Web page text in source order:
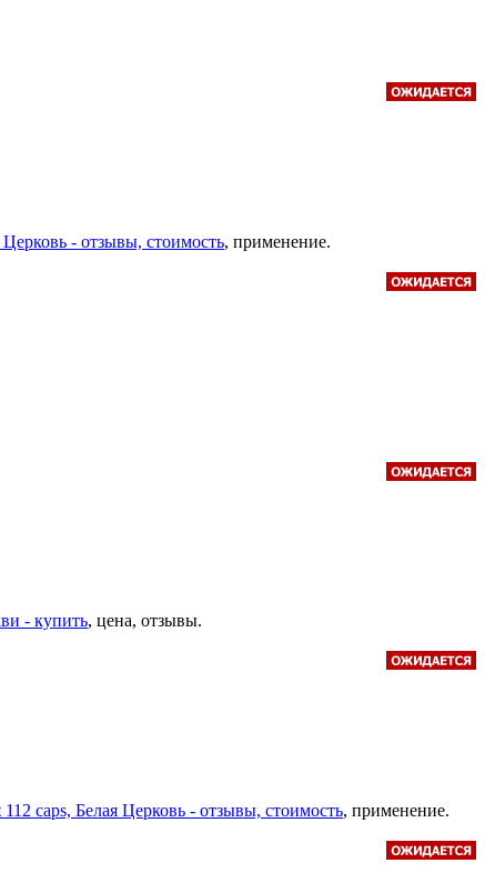
- отзывы, стоимость, применение.
- купить, цена, отзывы.
112 caps, Белая Церковь - отзывы, стоимость, применение.